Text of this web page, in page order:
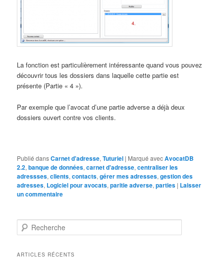
La fonction est particulièrement intéressante quand vous pouvez
découvrir tous les dossiers dans laquelle cette partie est
présente (Partie « 4 »).
Par exemple que l’avocat d’une partie adverse a déjà deux
dossiers ouvert contre vos clients.
Publié dansCarnet d'adresse,Tuturiel | Marqué avecAvocatDB
2.2,banque de données,carnet d'adresse,centraliser les
adressses,clients,contacts,gérer mes adresses,gestion des
adresses, Logiciel pour avocats,paritie adverse,parties | Laisser
un commentaire
e
h
ARTICLES RÉCENTS